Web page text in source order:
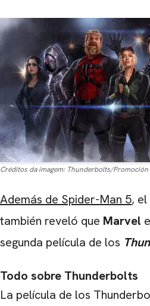
Créditos da imagem: Thunderbolts/Promoción
Además de Spider-Man 5,
también reveló que Marvel
segunda película de los
Todo sobre Thunderbolts
La película de los